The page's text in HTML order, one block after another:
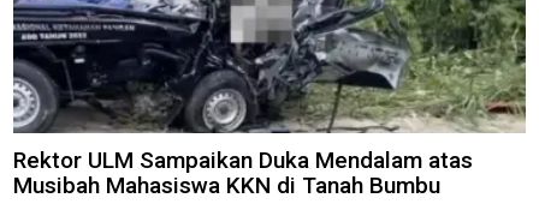
Rektor ULM Sampaikan Duka Mendalam atas
Musibah Mahasiswa KKN di Tanah Bumbu